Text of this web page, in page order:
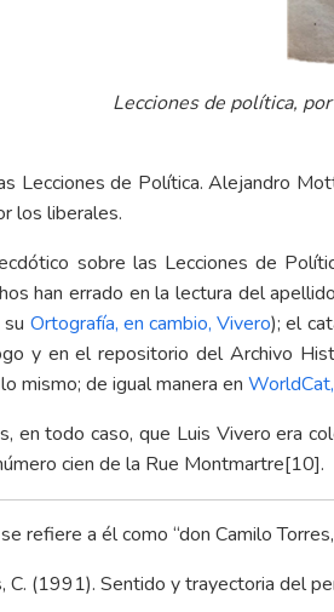
Lecciones de política,
Lecciones de Política. Alejandro
los liberales.
sobre las Lecciones de
han errado en la lectura del
Ortografía, en cambio, Vivero); el
y en el repositorio del Archivo
mismo; de igual manera en WorldCat,
en todo caso, que Luis Vivero era
cien de la Rue Montmartre[10].
refiere a él como “don Camilo
C. (1991). Sentido y trayectoria del